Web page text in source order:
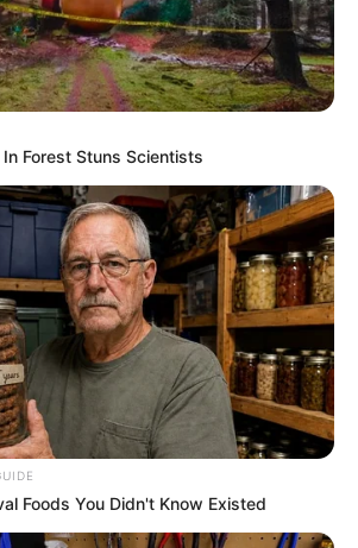
realiza a maior entrega de
aos Agentes de Saúde da
que nunca aconteceram.
lote da restituição do IR paga R$
bilhões para 2,7 milhões de
e bicicletas para ACS e ACE: veja o
a passo para conseguir o benefício.
continua travado na Câmara dos
por erro em seu texto.
Forest Stuns Scientists
Foods You Didn't Know Existed